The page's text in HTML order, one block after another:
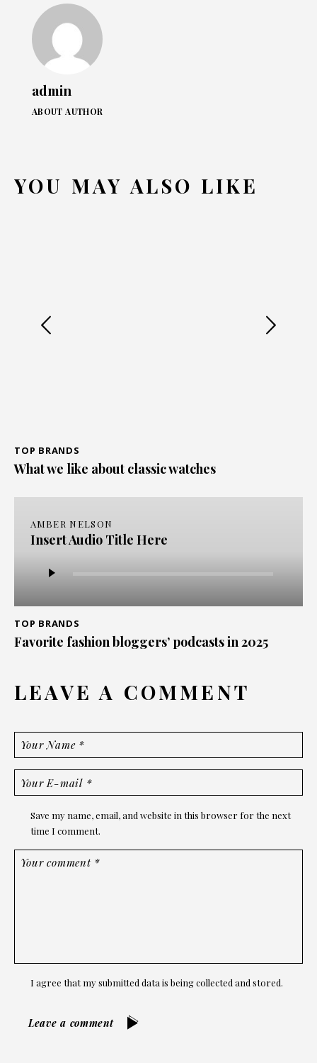
admin
ABOUT AUTHOR
LEAVE A COMMENT
Save my name, email, and website in this browser for the next
time I comment.
I agree that my submitted data is being collected and stored.
Leave a comment
YOU MAY ALSO LIKE
TOP BRANDS
What we like about classic watches
AMBER NELSON
Insert Audio Title Here
Player
TOP BRANDS
Favorite fashion bloggers’ podcasts in 2025